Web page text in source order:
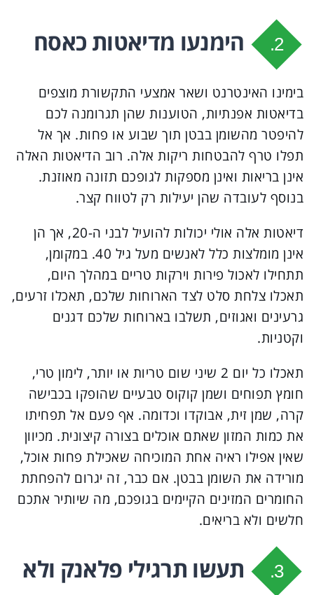
2. הימנעו מדיאטות כאסח
בימינו האינטרנט ושאר אמצעי התקשורת מוצפים
בדיאטות אפנתיות, הטוענות שהן תגרומנה לכם
להיפטר מהשומן בבטן תוך שבוע או פחות. אך אל
תפלו טרף להבטחות ריקות אלה. רוב הדיאטות האלה
אינן בריאות ואינן מספקות לגופכם תזונה מאוזנת.
בנוסף לעובדה שהן יעילות רק לטווח קצר.
דיאטות אלה אולי יכולות להועיל לבני ה-20, אך הן
אינן מומלצות כלל לאנשים מעל גיל 40. במקומן,
תתחילו לאכול פירות וירקות טריים במהלך היום,
תאכלו צלחת סלט לצד הארוחות שלכם, תאכלו זרעים,
גרעינים ואגוזים, תשלבו בארוחות שלכם דגנים
וקטניות.
תאכלו כל יום 2 שיני שום טריות או יותר, לימון טרי,
חומץ תפוחים ושמן קוקוס טבעיים שהופקו בכבישה
קרה, שמן זית, אבוקדו וכדומה. אף פעם אל תפחיתו
את כמות המזון שאתם אוכלים בצורה קיצונית. מכיוון
שאין אפילו ראיה אחת המוכיחה שאכילת פחות אוכל,
מורידה את השומן בבטן. אם כבר, זה יגרום להפחתת
החומרים המזינים הקיימים בגופכם, מה שיותיר אתכם
חלשים ולא בריאים.
3.
תעשו תרגילי פלאנק ולא